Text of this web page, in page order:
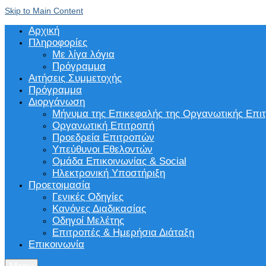
Skip to Main Content
Αρχική
Πληροφορίες
Με λίγα λόγια
Πρόγραμμα
Αιτήσεις Συμμετοχής
Πρόγραμμα
Διοργάνωση
Μήνυμα της Επικεφαλής της Οργανωτικής
Οργανωτική Επιτροπή
Προεδρεία Επιτροπών
Υπεύθυνοι Εθελοντών
Ομάδα Επικοινωνίας & Social
Ηλεκτρονική Υποστήριξη
Προετοιμασία
Γενικές Οδηγίες
Κανόνες Διαδικασίας
Οδηγοί Μελέτης
Επιτροπές & Ημερήσια Διάταξη
Επικοινωνία